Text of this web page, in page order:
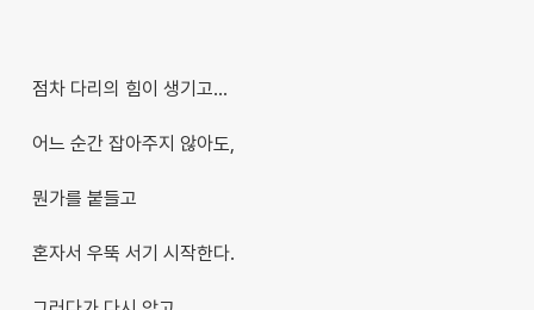
점차 다리의 힘이 생기고...
어느 순간 잡아주지 않아도,
뭔가를 붙들고
혼자서 우뚝 서기 시작한다.